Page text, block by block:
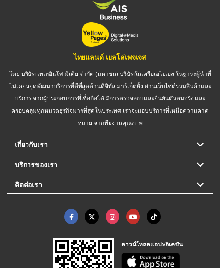
ไทยแลนด์ เยลโล่เพจเจส
โดย บริษัท เทเลอินโฟ มีเดีย จำกัด (มหาชน) บริษัทในเครือเอไอเอส ในฐานะผู้นำที่
ไม่เคยหยุดพัฒนาบริการที่ดีที่สุดด้านดิจิทัล มาร์เก็ตติ้ง ผ่านเว็บไซต์รวมสินค้าและ
บริการ จากผู้ประกอบการที่เชื่อถือได้ มีการตรวจสอบและยืนยันตัวตนจริง และ
ครอบคลุมทุกหมวดธุรกิจมากที่สุดในประเทศ เราจะมอบบริการที่เหนือความคาด
หมาย จากทีมงานคุณภาพ
เกี่ยวกับเรา
บริการของเรา
ติดต่อเรา
ดาวน์โหลดแอปพลิเคชัน